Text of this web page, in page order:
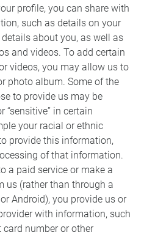
profile, you can share with
such as details on your
about you, as well as
and videos. To add certain
videos, you may allow us to
photo album. Some of the
to provide us may be
“sensitive” in certain
your racial or ethnic
provide this information,
of that information.
a paid service or make a
us (rather than through a
Android), you provide us or
with information, such
number or other